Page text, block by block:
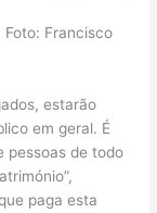
Foto: Francisco
estarão
em geral. É
pessoas de todo
paga esta